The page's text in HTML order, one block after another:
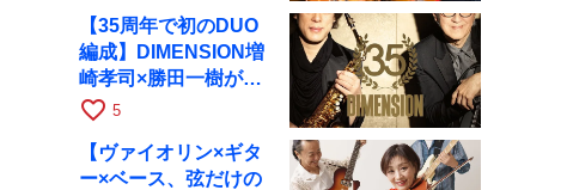
【35周年で初のDUO
編成】DIMENSION増
崎孝司×勝田一樹が10
月11日に京都RAGへ
favorite_border 5
【ヴァイオリン×ギタ
ー×ベース、弦だけの